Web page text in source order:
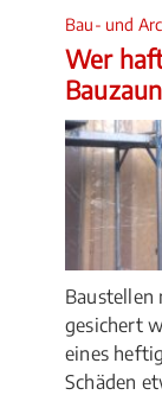
Bau- und
Wer
Baustellen
gesichert
eines
Schäden